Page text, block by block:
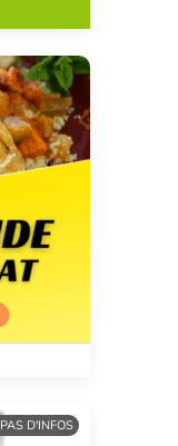
PAS D'INFOS